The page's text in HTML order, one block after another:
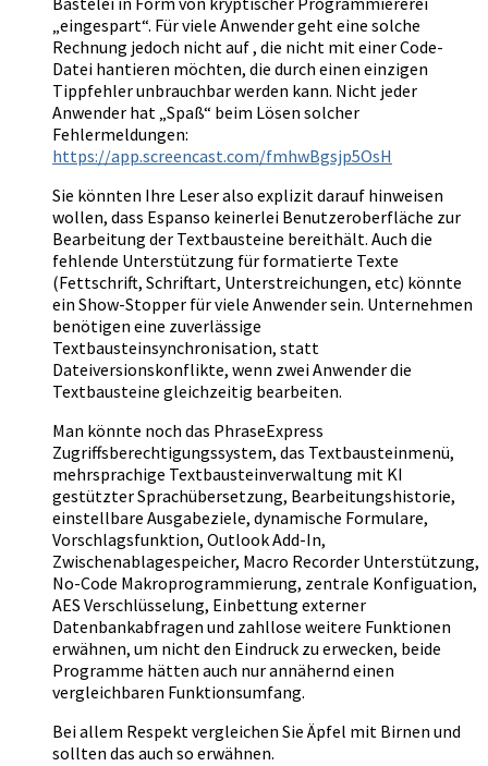
„eingespart“. Für viele Anwender geht eine solche
Rechnung jedoch nicht auf , die nicht mit einer Code-
Datei hantieren möchten, die durch einen einzigen
Tippfehler unbrauchbar werden kann. Nicht jeder
Anwender hat „Spaß“ beim Lösen solcher
Fehlermeldungen:
https://app.screencast.com/fmhwBgsjp5OsH
Sie könnten Ihre Leser also explizit darauf hinweisen
wollen, dass Espanso keinerlei Benutzeroberfläche zur
Bearbeitung der Textbausteine bereithält. Auch die
fehlende Unterstützung für formatierte Texte
(Fettschrift, Schriftart, Unterstreichungen, etc) könnte
ein Show-Stopper für viele Anwender sein. Unternehmen
benötigen eine zuverlässige
Textbausteinsynchronisation, statt
Dateiversionskonflikte, wenn zwei Anwender die
Textbausteine gleichzeitig bearbeiten.
Man könnte noch das PhraseExpress
Zugriffsberechtigungssystem, das Textbausteinmenü,
mehrsprachige Textbausteinverwaltung mit KI
gestützter Sprachübersetzung, Bearbeitungshistorie,
einstellbare Ausgabeziele, dynamische Formulare,
Vorschlagsfunktion, Outlook Add-In,
Zwischenablagespeicher, Macro Recorder Unterstützung,
No-Code Makroprogrammierung, zentrale Konfiguation,
AES Verschlüsselung, Einbettung externer
Datenbankabfragen und zahllose weitere Funktionen
erwähnen, um nicht den Eindruck zu erwecken, beide
Programme hätten auch nur annähernd einen
vergleichbaren Funktionsumfang.
Bei allem Respekt vergleichen Sie Äpfel mit Birnen und
sollten das auch so erwähnen.